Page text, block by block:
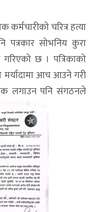
कर्मचारीको चरित्र हत्या
पत्रकार सोभनिय कुरा
छ । पत्रिकाको
आच आउने गरी
लगाउन पनि संगठनले